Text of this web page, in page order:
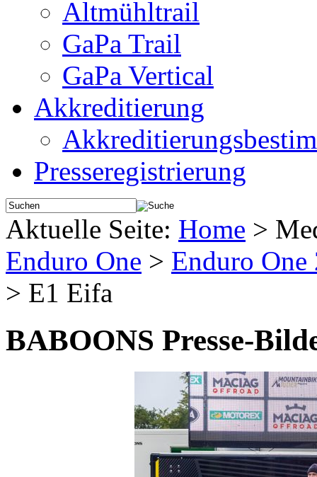
Altmühltrail
GaPa Trail
GaPa Vertical
Akkreditierung
Presseregistrierung
Aktuelle Seite: Home >
Enduro One > Enduro One
> E1 Eifa
BABOONS Presse-